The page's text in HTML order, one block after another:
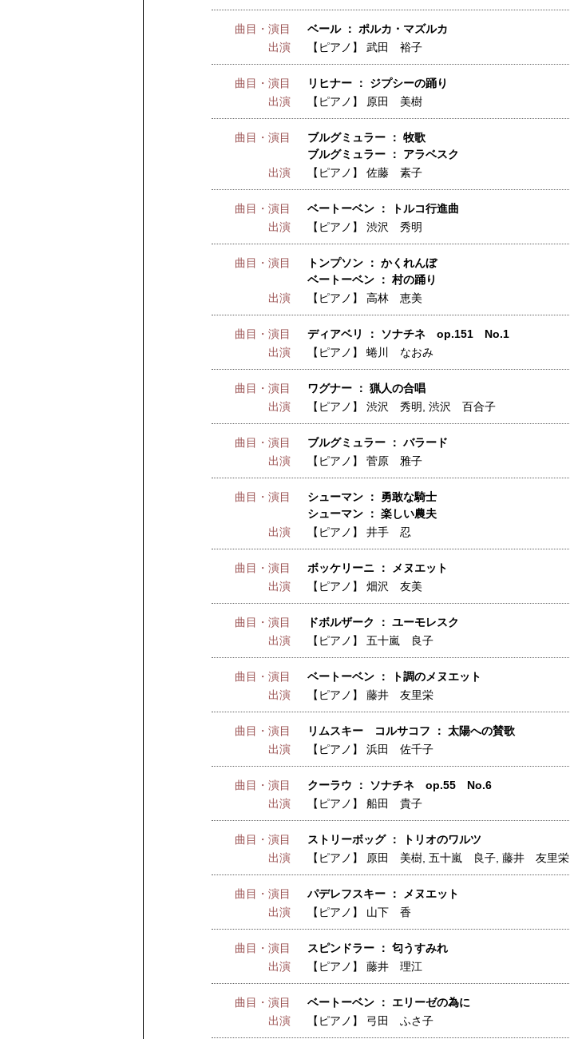
曲目・演目
ベール ： ポルカ・マズルカ
出演
【ピアノ】 武田 裕子
曲目・演目
リヒナー ： ジプシーの踊り
出演
【ピアノ】 原田 美樹
曲目・演目
ブルグミュラー ： 牧歌
ブルグミュラー ： アラベスク
出演
【ピアノ】 佐藤 素子
曲目・演目
ベートーベン ： トルコ行進曲
出演
【ピアノ】 渋沢 秀明
曲目・演目
トンプソン ： かくれんぼ
ベートーベン ： 村の踊り
出演
【ピアノ】 高林 恵美
曲目・演目
ディアベリ ： ソナチネ op.151 No.1
出演
【ピアノ】 蜷川 なおみ
曲目・演目
ワグナー ： 猟人の合唱
出演
【ピアノ】 渋沢 秀明 渋沢 百合子
曲目・演目
ブルグミュラー ： バラード
出演
【ピアノ】 菅原 雅子
曲目・演目
シューマン ： 勇敢な騎士
シューマン ： 楽しい農夫
出演
【ピアノ】 井手 忍
曲目・演目
ボッケリーニ ： メヌエット
出演
【ピアノ】 畑沢 友美
曲目・演目
ドボルザーク ： ユーモレスク
出演
【ピアノ】 五十嵐 良子
曲目・演目
ベートーベン ： ト調のメヌエット
出演
【ピアノ】 藤井 友里栄
曲目・演目
リムスキー コルサコフ ： 太陽への賛歌
出演
【ピアノ】 浜田 佐千子
曲目・演目
クーラウ ： ソナチネ op.55 No.6
出演
【ピアノ】 船田 貴子
曲目・演目
ストリーボッグ ： トリオのワルツ
出演
【ピアノ】 原田 美樹, 五十嵐 良子, 藤井 友里栄
曲目・演目
パデレフスキー ： メヌエット
出演
【ピアノ】 山下 香
曲目・演目
スピンドラー ： 匂うすみれ
出演
【ピアノ】 藤井 理江
曲目・演目
ベートーベン ： エリーゼの為に
出演
【ピアノ】 弓田 ふさ子